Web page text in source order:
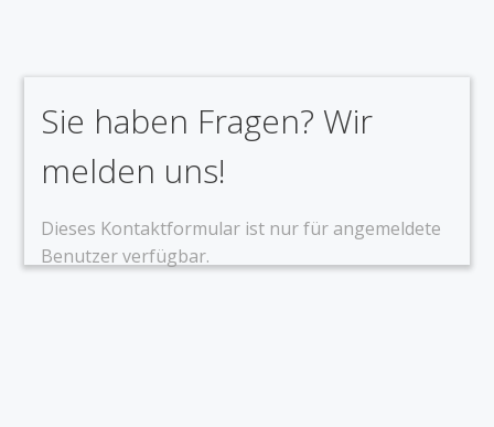
Sie haben Fragen? Wir
melden uns!
Dieses Kontaktformular ist nur für angemeldete
Benutzer verfügbar.